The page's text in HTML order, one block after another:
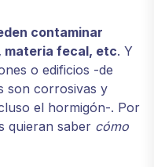
contaminar
materia fecal, etc. Y
o edificios -de
son corrosivas y
el hormigón-. Por
quieran saber cómo